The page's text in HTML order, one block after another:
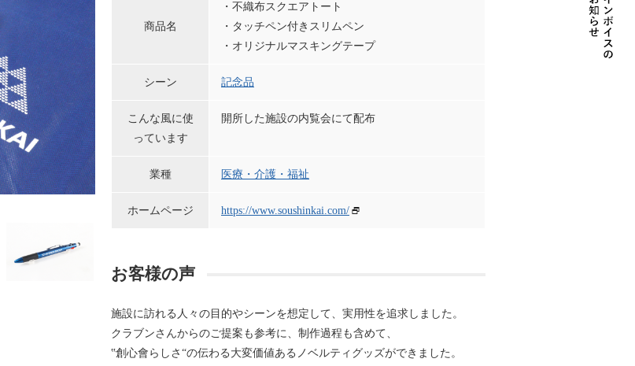
商品名
・不織布スクエアトート
・タッチペン付きスリムペン
・オリジナルマスキングテープ
シーン 記念品
こんな風に使
っています
開所した施設の内覧会にて配布
業種 医療・介護・福祉
ホームページ https://www.soushinkai.com/
お客様の声
施設に訪れる人々の目的やシーンを想定して、実用性を追求しました。
クラブンさんからのご提案も参考に、制作過程も含めて、
‟創心會らしさ“の伝わる大変価値あるノベルティグッズができました。